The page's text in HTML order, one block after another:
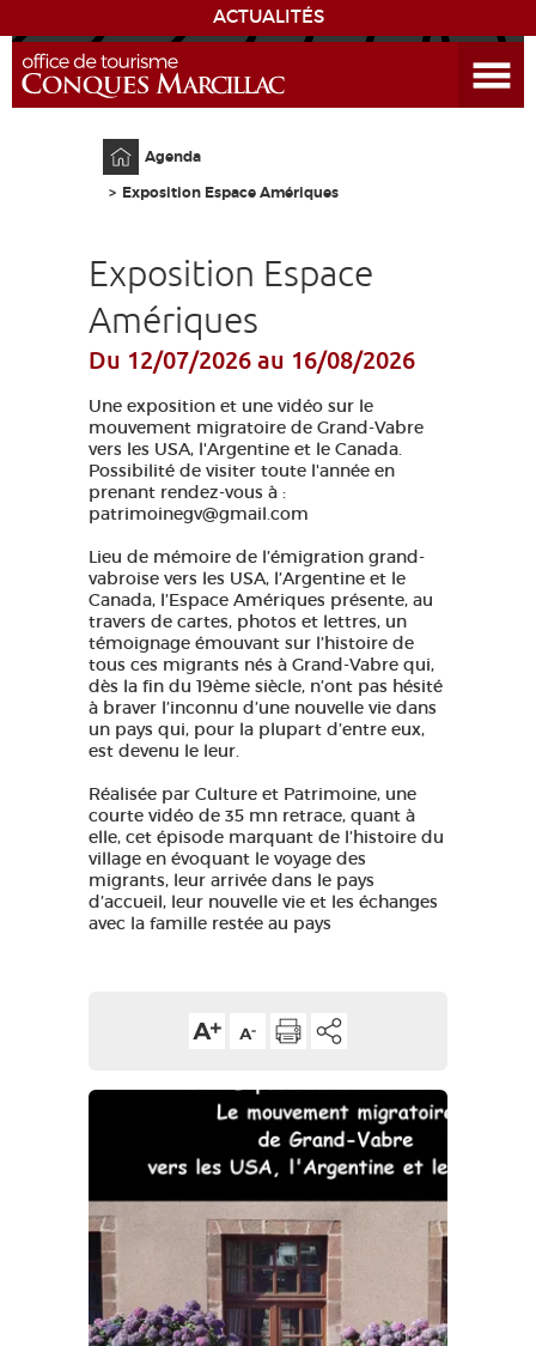
ACTUALITÉS
ENVIEDE...
DÉCOUVRIR LA DESTINATION
EXPÉRIENCES
SÉJOURNER
AGENDA
MA SÉLECTION
FR
Agenda
Exposition Espace Amériques
Exposition Espace
Amériques
Du 12/07/2026au 16/08/2026
Une exposition et une vidéo sur le
mouvement migratoire de Grand-Vabre
vers les USA, l'Argentine et le Canada.
Possibilité de visiter toute l'année en
prenant rendez-vous à :
patrimoinegv@gmail.com
Lieu de mémoire de l’émigration grand-
vabroise vers les USA, l’Argentine et le
Canada, l’Espace Amériques présente, au
travers de cartes, photos et lettres, un
témoignage émouvant sur l’histoire de
tous ces migrants nés à Grand-Vabre qui,
dès la fin du 19ème siècle, n’ont pas hésité
à braver l’inconnu d’une nouvelle vie dans
un pays qui, pour la plupart d’entre eux,
est devenu le leur.
Réalisée par Culture et Patrimoine, une
courte vidéo de 35 mn retrace, quant à
elle, cet épisode marquant de l’histoire du
village en évoquant le voyage des
migrants, leur arrivée dans le pays
d’accueil, leur nouvelle vie et les échanges
avec la famille restée au pays